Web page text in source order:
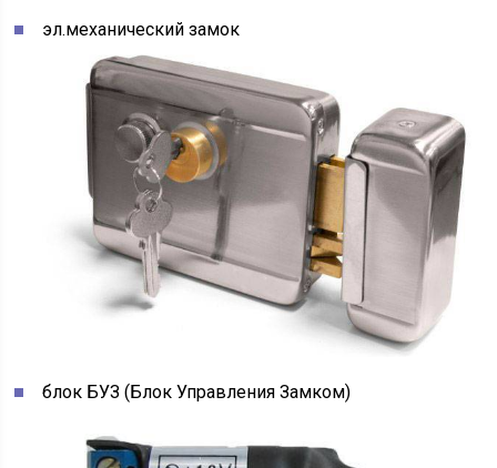
эл.механический замок
блок БУЗ (Блок Управления Замком)